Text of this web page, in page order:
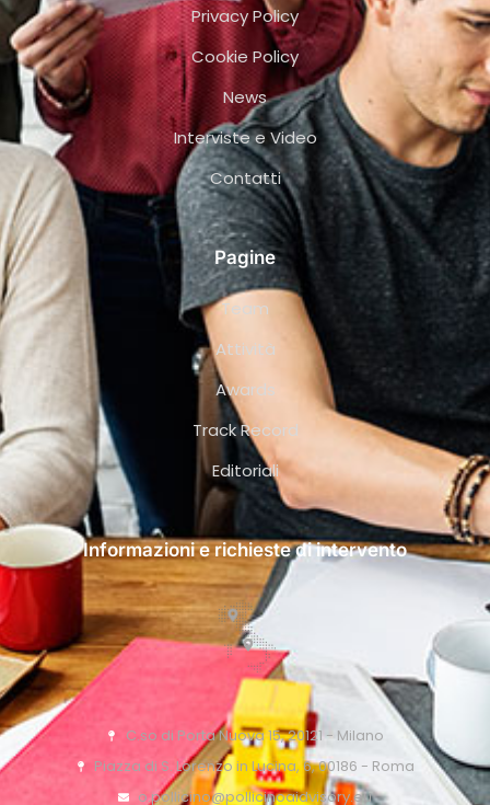
Privacy Policy
Cookie Policy
News
Interviste e Video
Contatti
Pagine
Team
Attività
Awards
Track Record
Editoriali
Informazioni e richieste di intervento
C.so di Porta Nuova 15, 20121 - Milano
Piazza di S. Lorenzo in Lucina, 6, 00186 - Roma
o.pollicino@pollicinoaidvisory.eu